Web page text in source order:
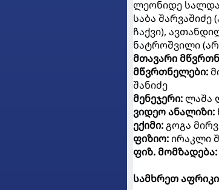
ლეონიდე
საბა
ჩაქვი),
ნატროშვილი
მთავარი
მწვრთნელები:
შანიძე
მენეჯერი:ლაშა
ვიდეო ანალიზი:
ექიმი:გოგა
ფიზიო:ირაკლი
ფიზ. მომზადება:
სამხრეთ